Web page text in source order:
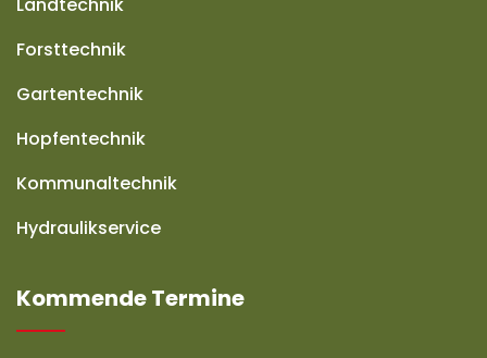
Forsttechnik
Gartentechnik
Hopfentechnik
Kommunaltechnik
Hydraulikservice
Kommende Termine